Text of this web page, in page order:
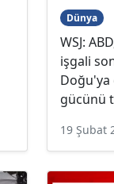
Dünya
WSJ:
işgali
Doğu'ya
gücünü
19 Şubat